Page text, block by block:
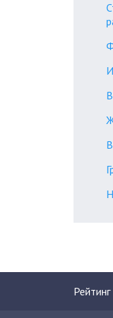
Рейтинг